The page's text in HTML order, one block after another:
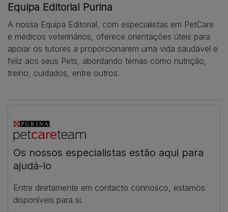
Equipa Editorial Purina
A nossa Equipa Editorial, com especialistas em PetCare
e médicos veterinários, oferece orientações úteis para
apoiar os tutores a proporcionarem uma vida saudável e
feliz aos seus Pets, abordando temas como nutrição,
treino, cuidados, entre outros.
Os nossos especialistas estão aqui para
ajudá-lo
Entre diretamente em contacto connosco, estamos
disponíveis para si.